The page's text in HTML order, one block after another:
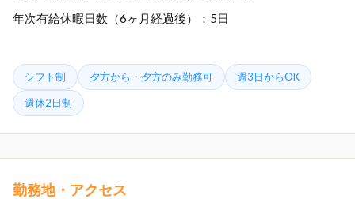
年次有給休暇日数（6ヶ月経過後）：5日
シフト制 夕方から・夕方のみ勤務可 週3日からOK
週休2日制
勤務地・アクセス